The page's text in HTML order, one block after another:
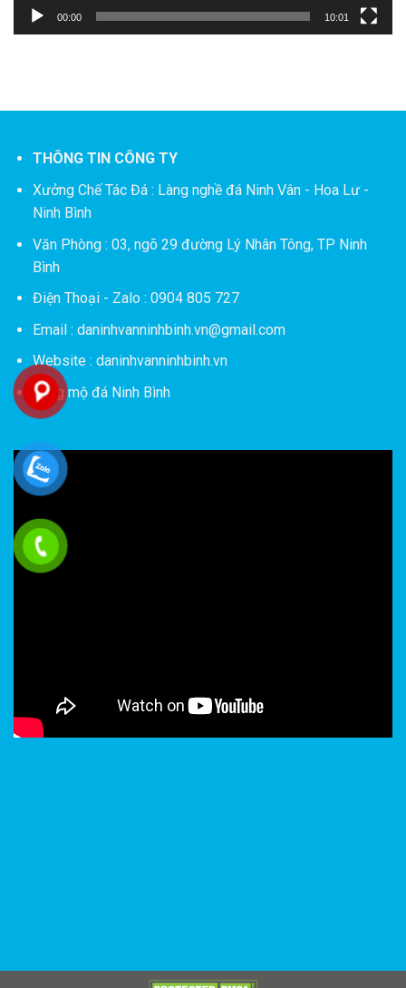
00:00 10:01
THÔNG TIN CÔNG TY
Xưởng Chế Tác Đá : Làng nghề đá Ninh Vân - Hoa Lư -
Ninh Bình
Văn Phòng : 03, ngõ 29 đường Lý Nhân Tông, TP Ninh
Bình
Điện Thoại - Zalo : 0904 805 727
Email : daninhvanninhbinh.vn@gmail.com
Website : daninhvanninhbinh.vn
Lăng mộ đá Ninh Bình